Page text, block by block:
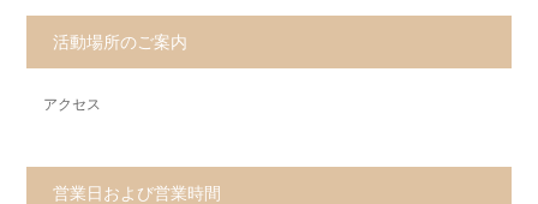
活動場所のご案内
アクセス
営業日および営業時間